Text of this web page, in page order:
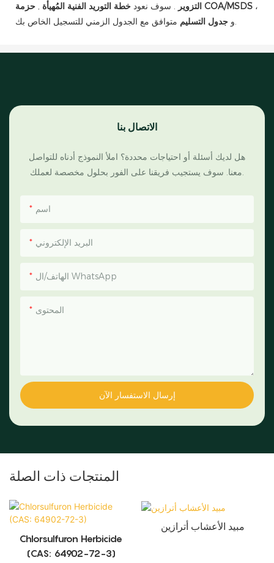
التزوير . سوف نعود خطة التوريد الفنية المُهيأة , حزمة COA/MSDS ،
و جدول التسليم متوافق مع الجدول الزمني للتسجيل الخاص بك.
الاتصال بنا
هل لديك أسئلة أو احتياجات محددة؟ املأ النموذج أدناه للتواصل
معنا. سوف يستجيب فريقنا على الفور بحلول مخصصة لعملك.
اسم
البريد الإلكتروني
الهاتف/ال WhatsApp
المحتوى
إرسال الاستفسار الآن
المنتجات ذات الصلة
Chlorsulfuron Herbicide
(CAS: 64902-72-3)
مبيد الأعشاب أترازين